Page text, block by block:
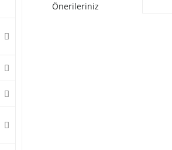
Önerileriniz